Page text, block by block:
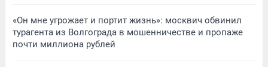
«Он мне угрожает и портит жизнь»: москвич обвинил
турагента из Волгограда в мошенничестве и пропаже
почти миллиона рублей